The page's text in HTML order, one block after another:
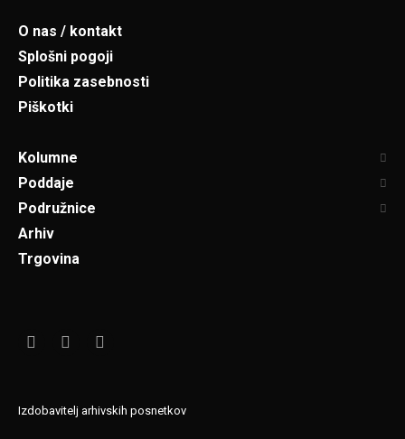
O nas / kontakt
Splošni pogoji
Politika zasebnosti
Piškotki
Kolumne
Poddaje
Podružnice
Arhiv
Trgovina
Izdobavitelj arhivskih posnetkov